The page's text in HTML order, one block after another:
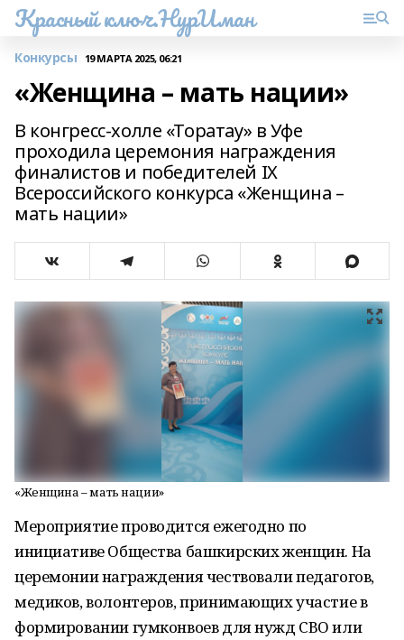
Красный ключ.НурИман
Конкурсы 19 МАРТА 2025, 06:21
«Женщина – мать нации»
В конгресс-холле «Торатау» в Уфе
проходила церемония награждения
финалистов и победителей IX
Всероссийского конкурса «Женщина –
мать нации»
«Женщина – мать нации»
Мероприятие проводится ежегодно по
инициативе Общества башкирских женщин. На
церемонии награждения чествовали педагогов,
медиков, волонтеров, принимающих участие в
формировании гумконвоев для нужд СВО или